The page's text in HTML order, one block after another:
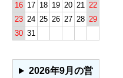
16 17 18 19 20 21 22
23 24 25 26 27 28 29
30 31
2026年9月の営